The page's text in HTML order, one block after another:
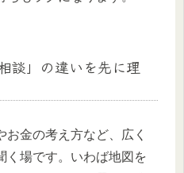
談」の違いを先に理
金の考え方など、広く
く場です。いわば地図を